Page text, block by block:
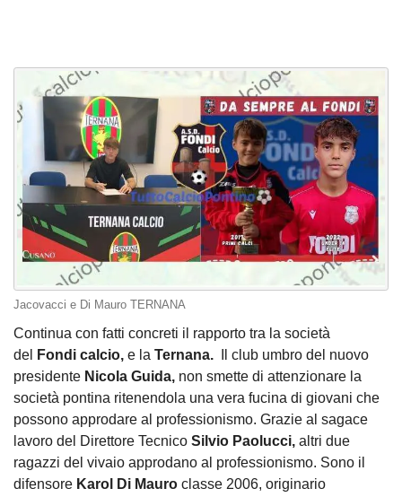
Jacovacci e Di Mauro TERNANA
Continua con fatti concreti il rapporto tra la società
del
Fondi calcio, e la Ternana.
Il club umbro del nuovo
presidente Nicola Guida, non smette di attenzionare la
società pontina ritenendola una vera fucina di giovani che
possono approdare al professionismo. Grazie al sagace
lavoro del Direttore Tecnico Silvio Paolucci, altri due
ragazzi del vivaio approdano al professionismo. Sono il
difensore Karol Di Mauro classe 2006, originario